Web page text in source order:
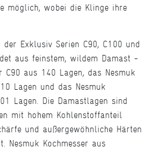
möglich, wobei die Klinge ihre
der Exklusiv Serien C90, C100 und
aus feinstem, wildem Damast -
C90 aus 140 Lagen, das Nesmuk
Lagen und das Nesmuk
Lagen. Die Damastlagen sind
mit hohem Kohlenstoffanteil
und außergewöhnliche Härten
Nesmuk Kochmesser aus